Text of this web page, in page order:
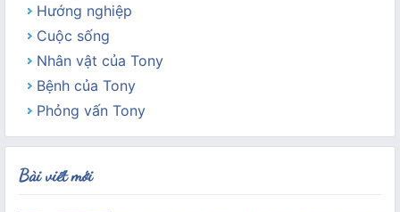
Hướng nghiệp
Cuộc sống
Nhân vật của Tony
Bệnh của Tony
Phỏng vấn Tony
Bài viết mới